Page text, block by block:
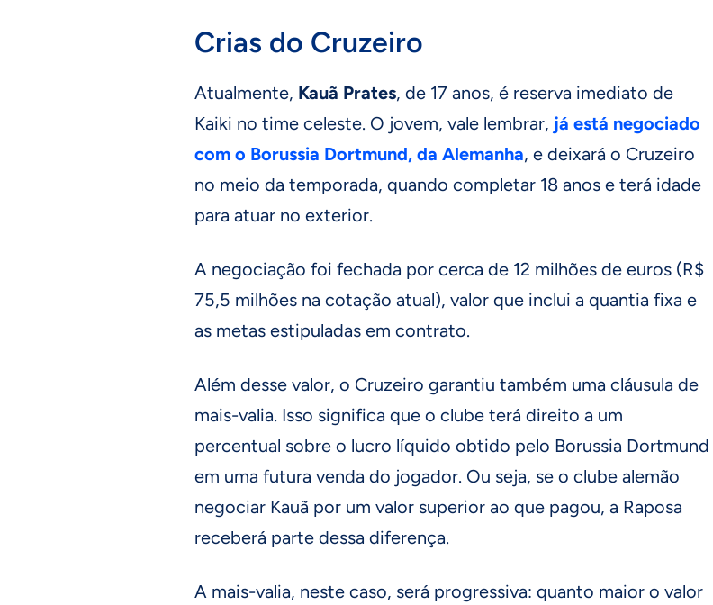
Crias do Cruzeiro
Atualmente, Kauã Prates, de 17 anos, é reserva imediato de
Kaiki no time celeste. O jovem, vale lembrar, já está negociado
com o Borussia Dortmund, da Alemanha, e deixará o Cruzeiro
no meio da temporada, quando completar 18 anos e terá idade
para atuar no exterior.
A negociação foi fechada por cerca de 12 milhões de euros (R$
75,5 milhões na cotação atual), valor que inclui a quantia fixa e
as metas estipuladas em contrato.
Além desse valor, o Cruzeiro garantiu também uma cláusula de
mais-valia. Isso significa que o clube terá direito a um
percentual sobre o lucro líquido obtido pelo Borussia Dortmund
em uma futura venda do jogador. Ou seja, se o clube alemão
negociar Kauã por um valor superior ao que pagou, a Raposa
receberá parte dessa diferença.
A mais-valia, neste caso, será progressiva: quanto maior o valor